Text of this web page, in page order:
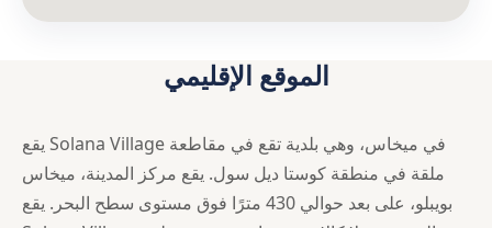
الموقع الإقليمي
يقع Solana Village في ميخاس، وهي بلدية تقع في مقاطعة
ملقة في منطقة كوستا ديل سول. يقع مركز المدينة، ميخاس
بويبلو، على بعد حوالي 430 مترًا فوق مستوى سطح البحر. يقع